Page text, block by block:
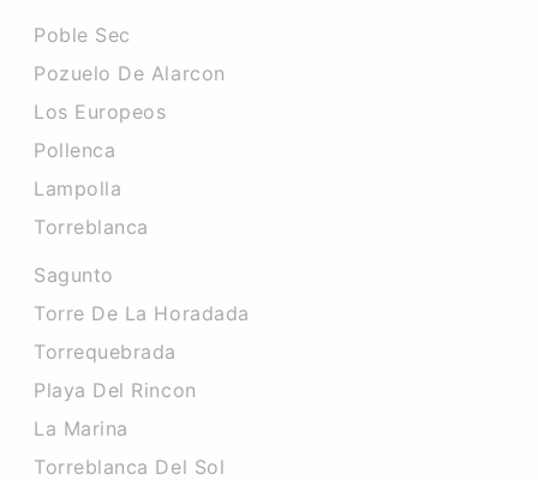
Poble Sec
Pozuelo De Alarcon
Los Europeos
Pollenca
Lampolla
Torreblanca
Sagunto
Torre De La Horadada
Torrequebrada
Playa Del Rincon
La Marina
Torreblanca Del Sol